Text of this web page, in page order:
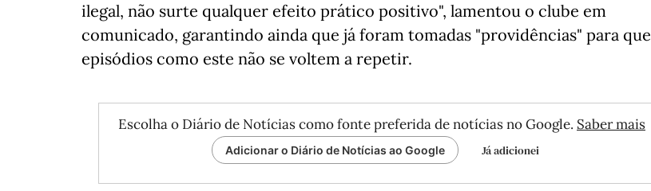
ilegal, não surte qualquer efeito prático positivo", lamentou o clube em
comunicado, garantindo ainda que já foram tomadas "providências" para que
episódios como este não se voltem a repetir.
Escolha o Diário de Notícias como fonte preferida de notícias no Google. Saber mais
Adicionar o Diário de Notícias ao Google Já adicionei